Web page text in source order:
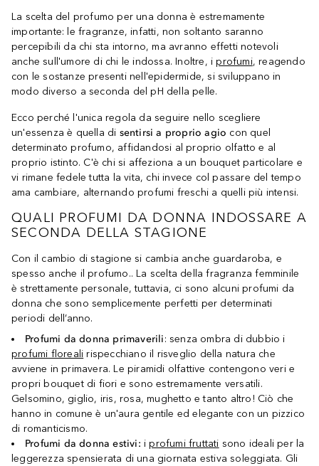
La scelta del profumo per una donna è estremamente
importante: le fragranze, infatti, non soltanto saranno
percepibili da chi sta intorno, ma avranno effetti notevoli
anche sull'umore di chi le indossa. Inoltre, iprofumi, reagendo
con le sostanze presenti nell'epidermide, si sviluppano in
modo diverso a seconda del pH della pelle.
Ecco perché l'unica regola da seguire nello scegliere
un'essenza è quella di sentirsi a proprio agio con quel
determinato profumo, affidandosi al proprio olfatto e al
proprio istinto. C'è chi si affeziona a un bouquet particolare e
vi rimane fedele tutta la vita, chi invece col passare del tempo
ama cambiare, alternando profumi freschi a quelli più intensi.
QUALI PROFUMI DA DONNA INDOSSARE A
SECONDA DELLA STAGIONE
Con il cambio di stagione si cambia anche guardaroba, e
spesso anche il profumo.. La scelta della fragranza femminile
è strettamente personale, tuttavia, ci sono alcuni profumi da
donna che sono semplicemente perfetti per determinati
periodi dell’anno.
Profumi da donna primaverili: senza ombra di dubbio i
profumi floreali rispecchiano il risveglio della natura che
avviene in primavera. Le piramidi olfattive contengono veri e
propri bouquet di fiori e sono estremamente versatili.
Gelsomino, giglio, iris, rosa, mughetto e tanto altro! Ciò che
hanno in comune è un'aura gentile ed elegante con un pizzico
di romanticismo.
Profumi da donna estivi: iprofumi fruttati sono ideali per la
leggerezza spensierata di una giornata estiva soleggiata. Gli